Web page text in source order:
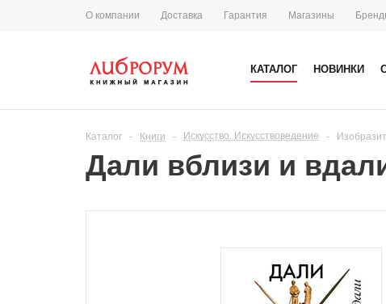
О компании Доставка Гарантия Магазины
КАТАЛОГ НОВИНКИ
Каталог - Книги - Искусство. Искусствоведение -
Дали вблизи и